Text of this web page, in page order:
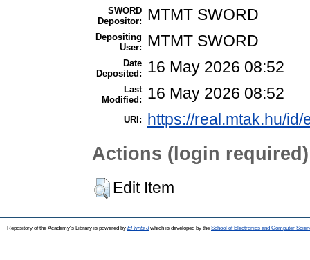
SWORD
Depositor:
MTMT SWORD
Depositing
User:
MTMT SWORD
Date
Deposited:
16 May 2026 08:52
Last
Modified:
16 May 2026 08:52
URI: https://real.mtak.hu/id/
Actions (login required)
Edit Item
Repository of the Academy's Library is powered by EPrints 3which is developed by the School of Electronics and Computer